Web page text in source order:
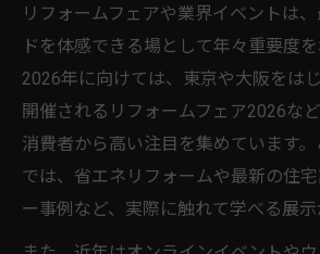
リフォームフェアや業界イベントは
ドを体感できる場として年々重要度を
2026年に向けては、東京や大阪をは
開催されるリフォームフェア2026な
消費者から高い注目を集めています
では、省エネリフォームや最新の住
ー事例など、実際に触れて学べる展示